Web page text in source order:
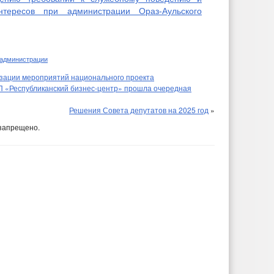
при администрации Ораз-Аульского
мероприятий национального проекта
бизнес-центр» прошла очередная
Решения Совета депутатов на 2025 год »